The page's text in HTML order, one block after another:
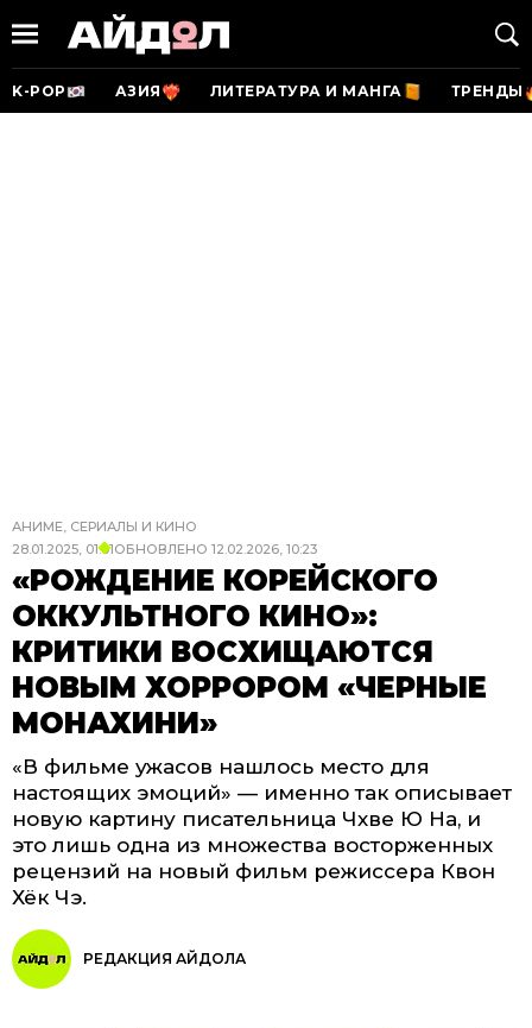
K-POP АЗИЯ ЛИТЕРАТУРА И МАНГА ТРЕНДЫ
АНИМЕ, СЕРИАЛЫ И КИНО
28.01.2025, 01:01ОБНОВЛЕНО 12.02.2026, 10:23
«РОЖДЕНИЕ КОРЕЙСКОГО
ОККУЛЬТНОГО КИНО»:
КРИТИКИ ВОСХИЩАЮТСЯ
НОВЫМ ХОРРОРОМ «ЧЕРНЫЕ
МОНАХИНИ»
«В фильме ужасов нашлось место для
настоящих эмоций» — именно так описывает
новую картину писательница Чхве Ю На, и
это лишь одна из множества восторженных
рецензий на новый фильм режиссера Квон
Хёк Чэ.
РЕДАКЦИЯ АЙДОЛА